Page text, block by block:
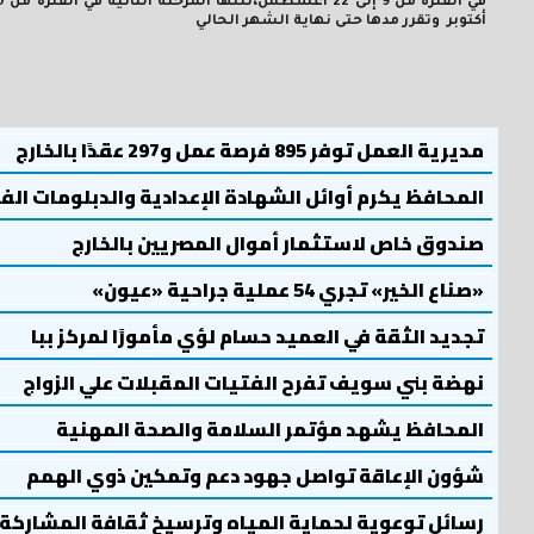
أكتوبر وتقرر مدها حتى نهاية الشهر الحالي
مديرية العمل توفر 895 فرصة عمل و297 عقدًا بالخارج
المحافظ يكرم أوائل الشهادة الإعدادية والدبلومات
صندوق خاص لاستثمار أموال المصريين بالخارج
«صناع الخير» تجري 54 عملية جراحية «عيون»
تجديد الثقة في العميد حسام لؤي مأمورًا لمركز ببا
نهضة بني سويف تفرح الفتيات المقبلات علي الزواج
المحافظ يشهد مؤتمر السلامة والصحة المهنية
شؤون الإعاقة تواصل جهود دعم وتمكين ذوي الهمم
رسائل توعوية لحماية المياه وترسيخ ثقافة المشاركة